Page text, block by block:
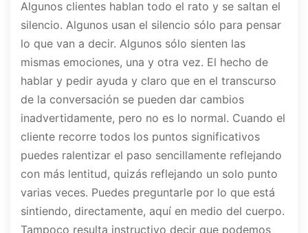
Algunos clientes hablan todo el rato y se saltan el
silencio. Algunos usan el silencio sólo para pensar
lo que van a decir. Algunos sólo sienten las
mismas emociones, una y otra vez. El hecho de
hablar y pedir ayuda y claro que en el transcurso
de la conversación se pueden dar cambios
inadvertidamente, pero no es lo normal. Cuando el
cliente recorre todos los puntos significativos
puedes ralentizar el paso sencillamente reflejando
con más lentitud, quizás reflejando un solo punto
varias veces. Puedes preguntarle por lo que está
sintiendo, directamente, aquí en medio del cuerpo.
Tampoco resulta instructivo decir que podemos